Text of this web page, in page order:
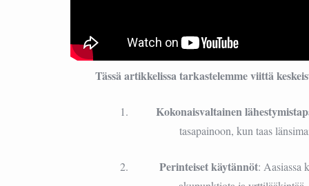
Tässä artikkelissa tarkastelemme viittä
Kokonaisvaltainen
tasapainoon, kun taas
Perinteiset käytännöt: Aasiassa